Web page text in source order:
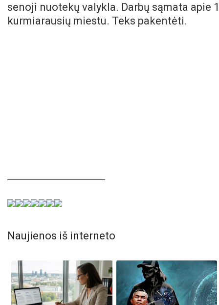
senoji nuotekų valykla. Darbų sąmata
kurmiarausių miestu. Teks pakentėti.
Naujienos iš interneto